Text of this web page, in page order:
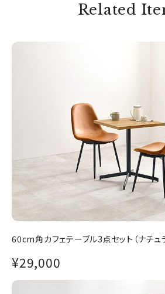
Related
60cm角カフェテーブル3点セット（ナチュ
¥29,000